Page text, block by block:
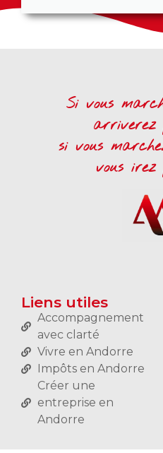
Si vous
arriverez
si vous
vous irez
Liens utiles
Accompagnement
avec clarté
Vivre en Andorre
Impôts en Andorre
Créer une
entreprise en
Andorre